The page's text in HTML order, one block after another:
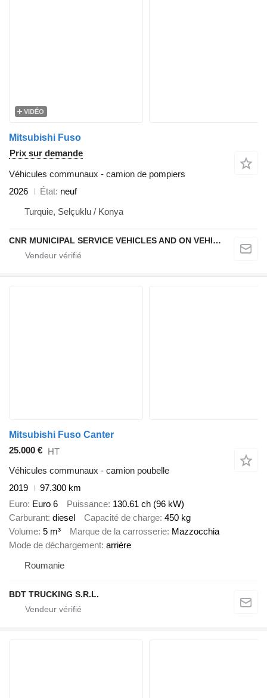
VIDÉO
Mitsubishi Fuso
Prix sur demande
Véhicules communaux - camion de pompiers
2026
État neuf
Turquie, Selçuklu / Konya
CNR MUNICIPAL SERVICE VEHICLES AND ON VEHICLE EQUIPMENT INDUSTRY TRADE LIMITED COMPANY
Mitsubishi Fuso Canter
25.000 € HT
Véhicules communaux - camion poubelle
2019
97.300 km
Euro Euro 6 Puissance 130.61 ch (96 kW)
Carburant diesel Capacité de charge 450 kg
Volume 5 m³ Marque de la carrosserie Mazzocchia
Mode de déchargement arrière
Roumanie
BDT TRUCKING S.R.L.